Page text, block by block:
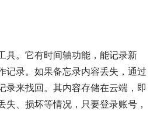
具。它有时间轴功能，能记录新
记录。如果备忘录内容丢失，通过
录来找回。其内容存储在云端，即
失、损坏等情况，只要登录账号，